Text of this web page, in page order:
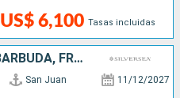
US$ 6,100 Tasas incluidas
PUERTO RICO, ANTIGUA Y BARBUDA, FRANCIA, GRENADA, SAN VINCENT Y LAS GRANADINAS, SANTA LUCIA
San Juan 11/12/2027